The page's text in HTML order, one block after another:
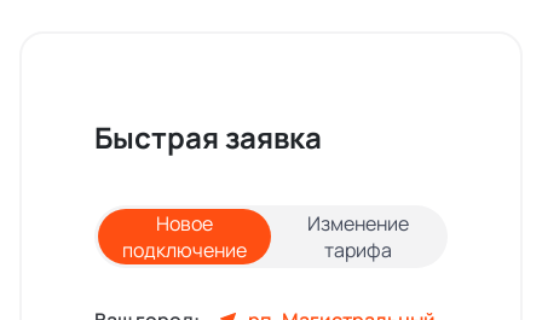
Быстрая заявка
Новое
подключение
Изменение
тарифа